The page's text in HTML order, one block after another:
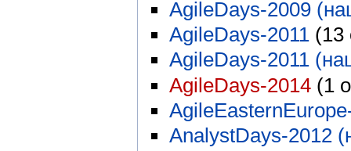
AgileDays-2009
AgileDays-2011 (13
AgileDays-2011
AgileDays-2014 (1
AnalystDays-2012